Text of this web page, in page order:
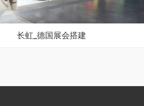
长虹_德国展会搭建